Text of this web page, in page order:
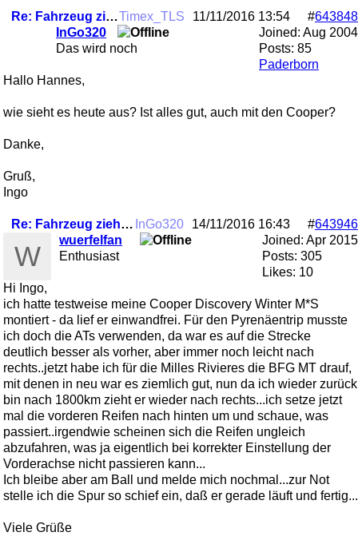
Re: Fahrzeug zieht plötzlich nach rechtsTimex_TLS #643848
11/11/2016 13:54
Joined: Aug 2004
Posts: 85
Paderborn
InGo320
Das wird noch
Hallo Hannes,
wie sieht es heute aus? Ist alles gut, auch mit den Cooper?
Danke,
Gruß,
Ingo
Re: Fahrzeug zieht plötzlich nach rechts InGo320 #643946
14/11/2016 16:43
Joined: Apr 2015
Posts: 305
Likes: 10
W
wuerfelfan
Enthusiast
Hi Ingo,
ich hatte testweise meine Cooper Discovery Winter M*S
montiert - da lief er einwandfrei. Für den Pyrenäentrip musste
ich doch die ATs verwenden, da war es auf die Strecke
deutlich besser als vorher, aber immer noch leicht nach
rechts..jetzt habe ich für die Milles Rivieres die BFG MT drauf,
mit denen in neu war es ziemlich gut, nun da ich wieder zurück
bin nach 1800km zieht er wieder nach rechts...ich setze jetzt
mal die vorderen Reifen nach hinten um und schaue, was
passiert..irgendwie scheinen sich die Reifen ungleich
abzufahren, was ja eigentlich bei korrekter Einstellung der
Vorderachse nicht passieren kann...
Ich bleibe aber am Ball und melde mich nochmal...zur Not
stelle ich die Spur so schief ein, daß er gerade läuft und fertig...
Viele Grüße